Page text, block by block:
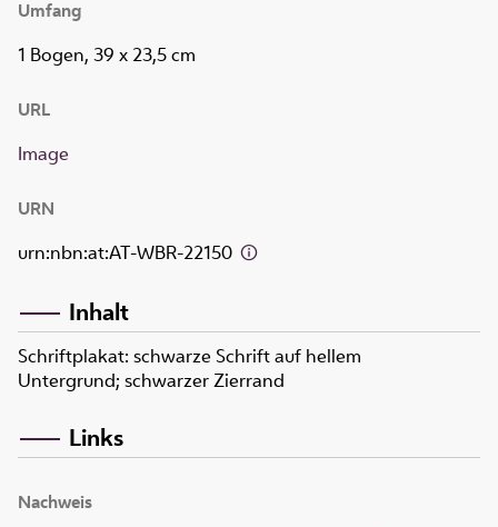
Umfang
1 Bogen, 39 x 23,5 cm
URL
Image
URN
urn:nbn:at:AT-WBR-22150
Inhalt
Schriftplakat: schwarze Schrift auf hellem
Untergrund; schwarzer Zierrand
Links
Nachweis